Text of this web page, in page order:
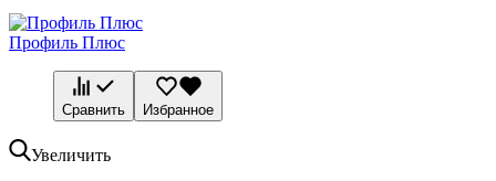
Профиль Плюс
Сравнить Избранное
Увеличить